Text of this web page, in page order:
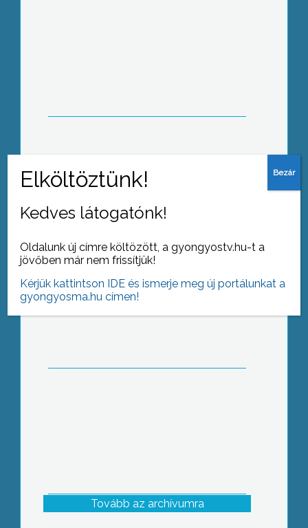
rendezik meg a Károly Róbert
Főiskolán a Majális Napot, azaz a
diáknapot
Egész napos egészségnapot
szerveztek nemrégiben a
jászárokszállási Széchenyi István
Tovább az archívumra
Kedves látogatónk!
Oldalunk új címre költözött, a gyongyostv.hu-t a
jövőben már nem frissítjük!
Kérjük kattintson IDE és ismerje meg új portálunkat a
gyongyosma.hu címen!